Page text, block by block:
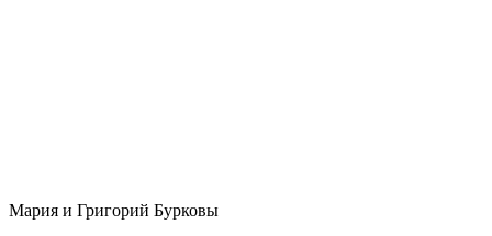
Мария и Григорий Бурковы